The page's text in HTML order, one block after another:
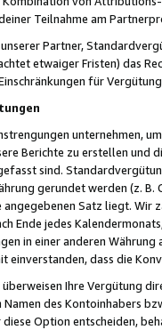
Teilnahme am
Partner,
etwaiger Fristen) das
für
unternehmen,
Berichte zu erstellen und
sind.
gerundet werden (z.
Satz liegt.
Ende jedes
in einer anderen
einverstanden, dass die
überweisen Ihre Vergütung
des Kontoinhabers
Option entscheiden,